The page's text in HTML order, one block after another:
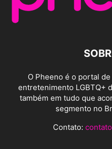
O Pheeno é o portal
entretenimento LGBTQ+
também em tudo que
segmento no
Contato: